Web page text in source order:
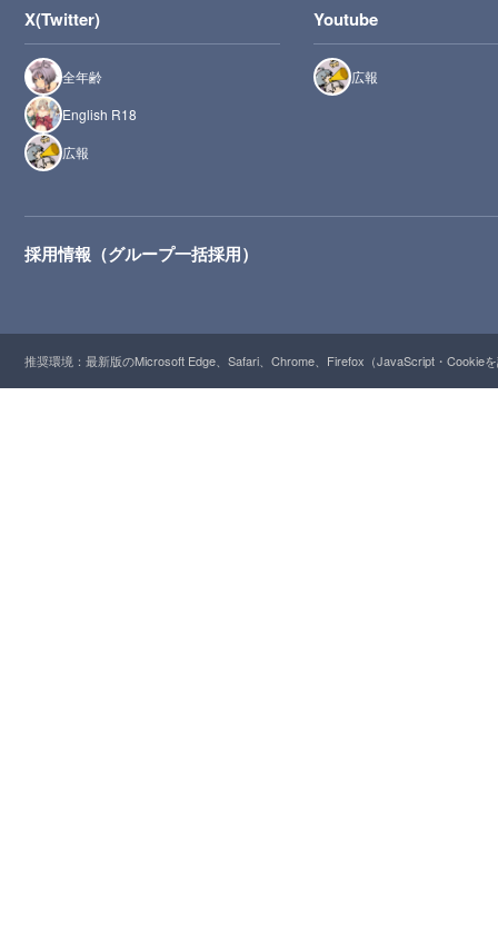
X(Twitter)
全年齢
English R18
広報
Youtube
広報
採用情報（グループ一括採用）
推奨環境：最新版のMicrosoft Edge、Safari、Chrome、Firefox（JavaScript・Cookie